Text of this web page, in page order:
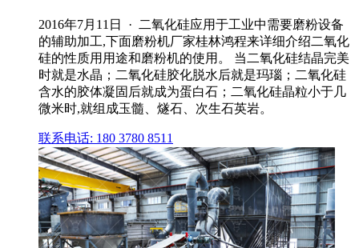
2016年7月11日 · 二氧化硅应用于工业中需要磨粉设备
的辅助加工,下面磨粉机厂家桂林鸿程来详细介绍二氧化
硅的性质用用途和磨粉机的使用。 当二氧化硅结晶完美
时就是水晶；二氧化硅胶化脱水后就是玛瑙；二氧化硅
含水的胶体凝固后就成为蛋白石；二氧化硅晶粒小于几
微米时,就组成玉髓、燧石、次生石英岩。
联系电话: 180 3780 8511